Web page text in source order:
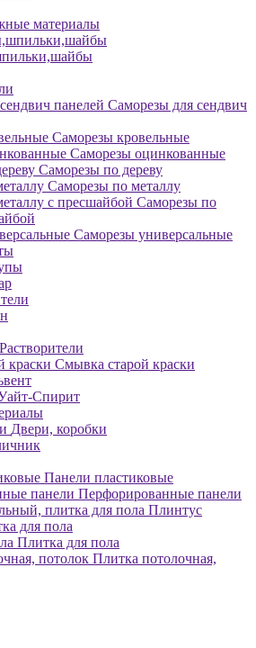
материалы
Саморезы для сендвич
Саморезы кровельные
Саморезы оцинкованные
Саморезы по дереву
Саморезы по металлу
Саморезы по
Саморезы универсальные
Растворители
Смывка старой краски
Спирит
Двери, коробки
Панели пластиковые
Перфорированные панели
Плинтус
для пола
Плитка для пола
Плитка потолочная,